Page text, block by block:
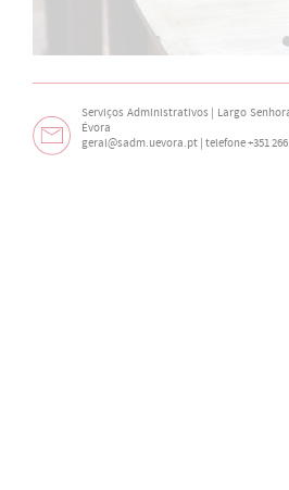
Serviços Administrativos | Largo
Évora
geral@sadm.uevora.pt | telefone +351 266